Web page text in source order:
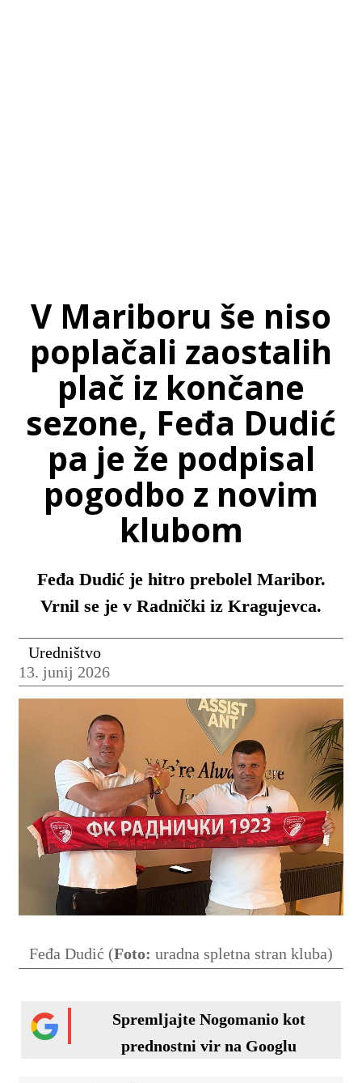
V Mariboru še niso
poplačali zaostalih
plač iz končane
sezone, Feđa Dudić
pa je že podpisal
pogodbo z novim
klubom
Feđa Dudić je hitro prebolel Maribor.
Vrnil se je v Radnički iz Kragujevca.
Uredništvo
13. junij 2026
Feđa Dudić (Foto: uradna spletna stran kluba)
Spremljajte Nogomanio kot
prednostni vir na Googlu